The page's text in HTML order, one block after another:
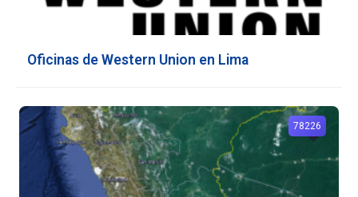
Oficinas de Western Union en Lima
78226